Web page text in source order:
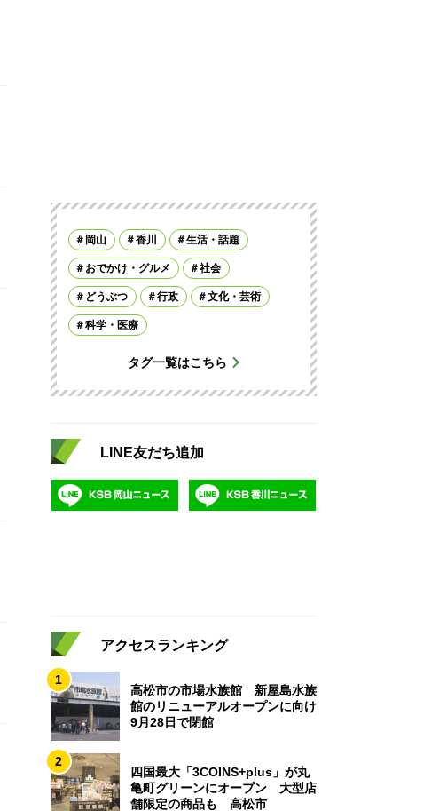
岡山 香川 生活・話題
おでかけ・グルメ 社会
どうぶつ 行政 文化・芸術
科学・医療
タグ一覧はこちら
LINE友だち追加
アクセスランキング
1
高松市の市場水族館 新屋島水族
館のリニューアルオープンに向け
9月28日で閉館
2
四国最大「3COINS+plus」が丸
亀町グリーンにオープン 大型店
舗限定の商品も 高松市